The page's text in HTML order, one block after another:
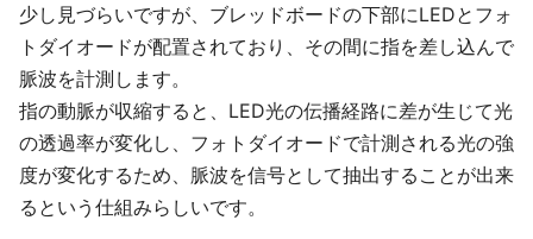
少し見づらいですが、ブレッドボードの下部にLEDとフォ
トダイオードが配置されており、その間に指を差し込んで
脈波を計測します。
指の動脈が収縮すると、LED光の伝播経路に差が生じて光
の透過率が変化し、フォトダイオードで計測される光の強
度が変化するため、脈波を信号として抽出することが出来
るという仕組みらしいです。